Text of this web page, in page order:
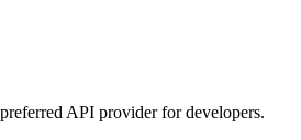
API provider for developers.